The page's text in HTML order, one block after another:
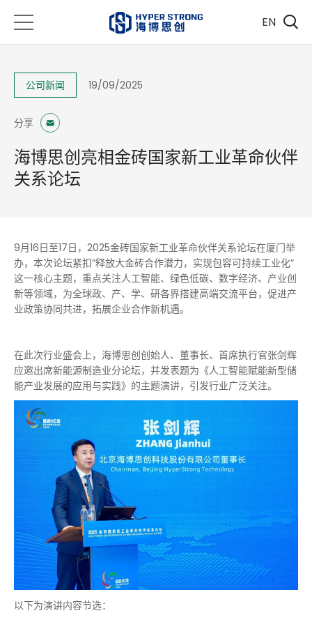
EN
公司新闻 19/09/2025
分享
海博思创亮相金砖国家新工业革命伙伴
关系论坛
9月16日至17日，2025金砖国家新工业革命伙伴关系论坛在厦门举
办，本次论坛紧扣“释放大金砖合作潜力，实现包容可持续工业化”
这一核心主题，重点关注人工智能、绿色低碳、数字经济、产业创
新等领域，为全球政、产、学、研各界搭建高端交流平台，促进产
业政策协同共进，拓展企业合作新机遇。
在此次行业盛会上，海博思创创始人、董事长、首席执行官张剑辉
应邀出席新能源制造业分论坛，并发表题为《人工智能赋能新型储
能产业发展的应用与实践》的主题演讲，引发行业广泛关注。
以下为演讲内容节选：